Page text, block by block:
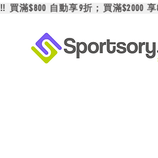
‼️ 買滿$800 自動享9折；買滿$2000